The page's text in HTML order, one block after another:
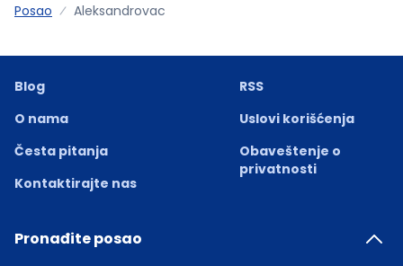
Posao Aleksandrovac
Blog
O nama
Česta pitanja
Kontaktirajte nas
RSS
Uslovi korišćenja
Obaveštenje o
privatnosti
Pronađite posao